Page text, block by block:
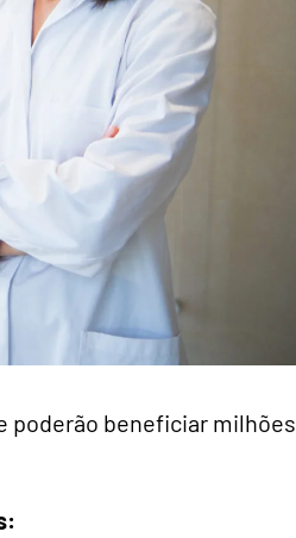
poderão beneficiar milhões